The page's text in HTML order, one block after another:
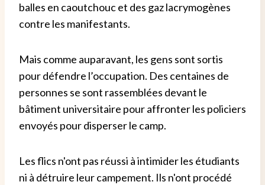
balles en caoutchouc et des gaz lacrymogènes
contre les manifestants.
Mais comme auparavant, les gens sont sortis
pour défendre l’occupation. Des centaines de
personnes se sont rassemblées devant le
bâtiment universitaire pour affronter les policiers
envoyés pour disperser le camp.
Les flics n'ont pas réussi à intimider les étudiants
ni à détruire leur campement. Ils n'ont procédé